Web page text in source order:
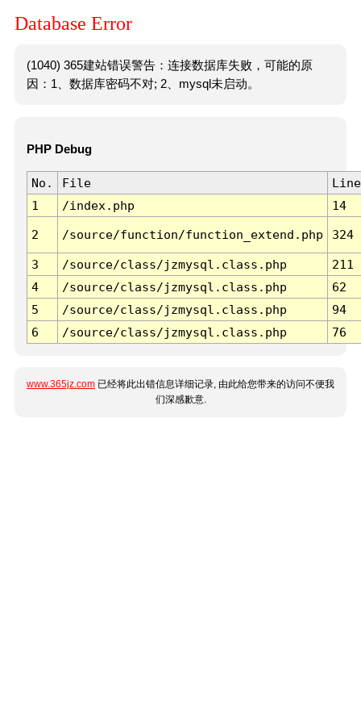
Database Error
(1040) 365建站错误警告：连接数据库失败，可能的原
因：1、数据库密码不对; 2、mysql未启动。
PHP Debug
No. File
Line
1
/index.php 14
2 /source/function/function_extend.php 324
3 /source/class/jzmysql.class.php
211
4
/source/class/jzmysql.class.php
62
5
/source/class/jzmysql.class.php
94
6
/source/class/jzmysql.class.php 76
www.365jz.com 已经将此出错信息详细记录, 由此给您带来的访问不便我
们深感歉意.